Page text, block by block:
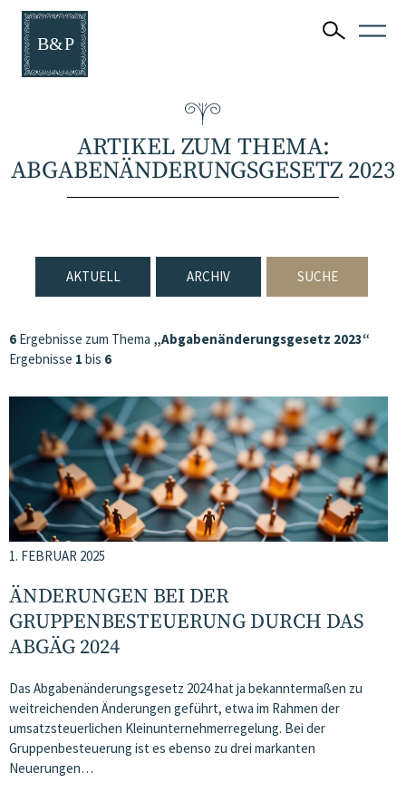
ARTIKEL ZUM THEMA:
ABGABENÄNDERUNGSGESETZ 2023
AKTUELL ARCHIV SUCHE
6 Ergebnisse zum Thema „Abgabenänderungsgesetz 2023“
Ergebnisse 1 bis 6
1. FEBRUAR 2025
ÄNDERUNGEN BEI DER
GRUPPENBESTEUERUNG DURCH DAS
ABGÄG 2024
Das Abgabenänderungsgesetz 2024 hat ja bekanntermaßen zu
weitreichenden Änderungen geführt, etwa im Rahmen der
umsatzsteuerlichen Kleinunternehmerregelung. Bei der
Gruppenbesteuerung ist es ebenso zu drei markanten
Neuerungen…